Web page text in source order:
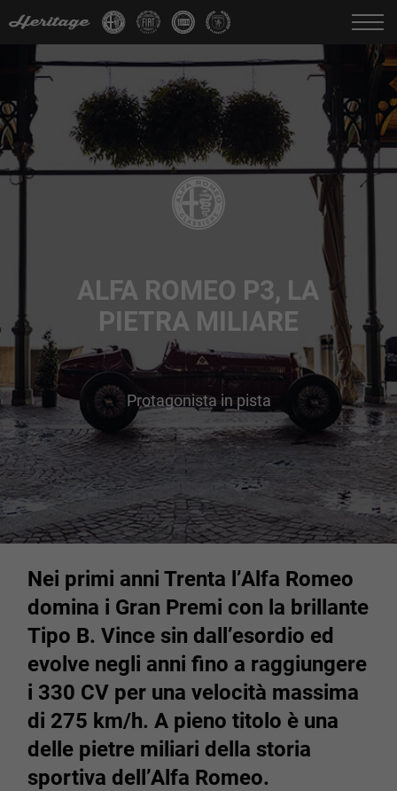
Cambia Lingua: IT DE
ALFA ROMEO P3, LA
PIETRA MILIARE
Protagonista in pista
Nei primi anni Trenta l’Alfa Romeo
domina i Gran Premi con la brillante
Tipo B. Vince sin dall’esordio ed
evolve negli anni fino a raggiungere
i 330 CV per una velocità massima
di 275 km/h. A pieno titolo è una
delle pietre miliari della storia
sportiva dell’Alfa Romeo.